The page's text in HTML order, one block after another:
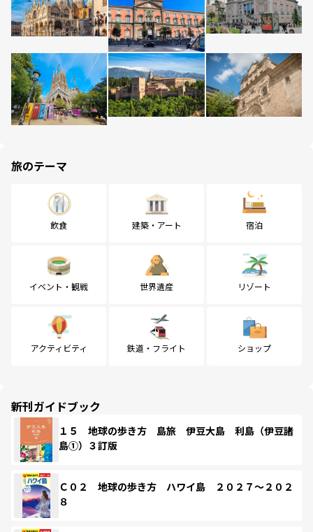
旅のテーマ
飲食 建築・アート 宿泊
イベント・観戦 世界遺産 リゾート
アクティビティ 鉄道・フライト ショップ
新刊ガイドブック
１５ 地球の歩き方 島旅 伊豆大島 利島（伊豆諸
島①）３訂版
Ｃ０２ 地球の歩き方 ハワイ島 ２０２７～２０２
８